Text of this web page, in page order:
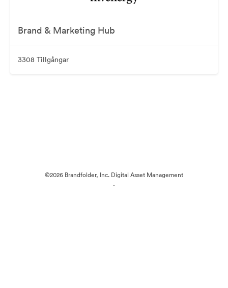
Brand & Marketing Hub
3308 Tillgångar
©2026 Brandfolder, Inc. Digital Asset Management
·